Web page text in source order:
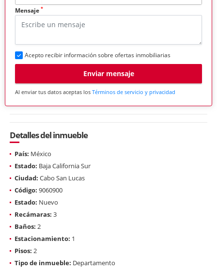
Mensaje *
Acepto recibir información sobre ofertas inmobiliarias
Enviar mensaje
Al enviar tus datos aceptas los Términos de servicio y privacidad
Detalles del inmueble
País: México
Estado: Baja California Sur
Ciudad: Cabo San Lucas
Código: 9060900
Estado: Nuevo
Recámaras: 3
Baños: 2
Estacionamiento: 1
Pisos: 2
Tipo de inmueble: Departamento